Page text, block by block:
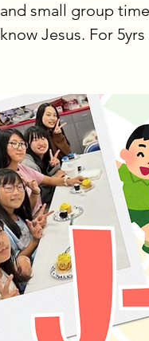
and small group
know Jesus. For